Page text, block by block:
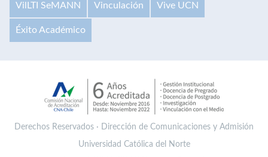
VilLTI SeMANN Vinculación Vive UCN
Éxito Académico
Derechos Reservados · Dirección de Comunicaciones y Admisión
Universidad Católica del Norte